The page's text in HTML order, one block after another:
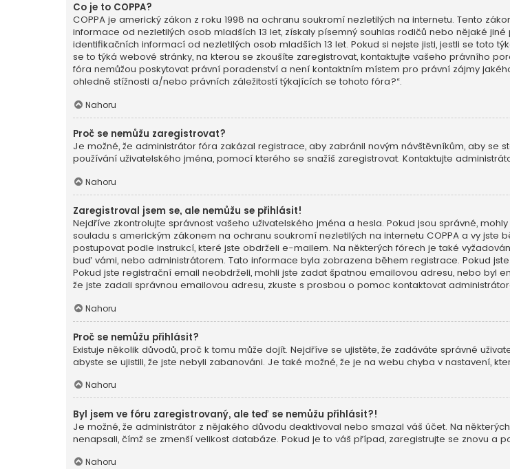
Co je to COPPA?
COPPA je americký zákon z roku 1998 na ochranu soukromí nezletilých na internetu. Tento
informace od nezletilých osob mladších 13 let, získaly písemný souhlas rodičů nebo nějaké
identifikačních informací od nezletilých osob mladších 13 let. Pokud si nejste jisti, jestli se toto
se to týká webové stránky, na kterou se zkoušíte zaregistrovat, kontaktujte vašeho právního
fóra nemůžou poskytovat právní poradenství a není kontaktním místem pro právní zájmy
ohledně stížnosti a/nebo právních záležitostí týkajících se tohoto fóra?“.
Nahoru
Proč se nemůžu zaregistrovat?
Je možné, že administrátor fóra zakázal registrace, aby zabránil novým návštěvníkům, aby se
používání uživatelského jména, pomocí kterého se snažíš zaregistrovat. Kontaktujte
Nahoru
Zaregistroval jsem se, ale nemůžu se přihlásit!
Nejdříve zkontrolujte správnost vašeho uživatelského jména a hesla. Pokud jsou správné,
souladu s americkým zákonem na ochranu soukromí nezletilých na internetu COPPA a vy
postupovat podle instrukcí, které jste obdrželi e-mailem. Na některých fórech je také
buď vámi, nebo administrátorem. Tato informace byla zobrazena během registrace. Pokud
Pokud jste registrační email neobdrželi, mohli jste zadat špatnou emailovou adresu, nebo byl
že jste zadali správnou emailovou adresu, zkuste s prosbou o pomoc kontaktovat
Nahoru
Proč se nemůžu přihlásit?
Existuje několik důvodů, proč k tomu může dojít. Nejdříve se ujistěte, že zadáváte správné
abyste se ujistili, že jste nebyli zabanováni. Je také možné, že je na webu chyba v nastavení,
Nahoru
Byl jsem ve fóru zaregistrovaný, ale teď se nemůžu přihlásit?!
Je možné, že administrátor z nějakého důvodu deaktivoval nebo smazal váš účet. Na
nenapsali, čímž se zmenší velikost databáze. Pokud je to váš případ, zaregistrujte se znovu a
Nahoru